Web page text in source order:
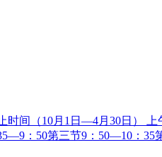
时间（10月1日—4月30日）
：50第三节9：50—10：